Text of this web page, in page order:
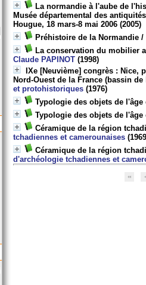
La normandie à l'aube de
Musée départemental des
Hougue, 18 mars-8 mai 2006 (2005)
Préhistoire de la Normandie /
La conservation du mobilier
Claude PAPINOT (1998)
IXe [Neuvième] congrès : Nice,
Nord-Ouest de la France (bassin
et protohistoriques (1976)
Typologie des objets de l'âge
Typologie des objets de l'âge
Céramique de la région
tchadiennes et camerounaises
Céramique de la région
d'archéologie tchadiennes et